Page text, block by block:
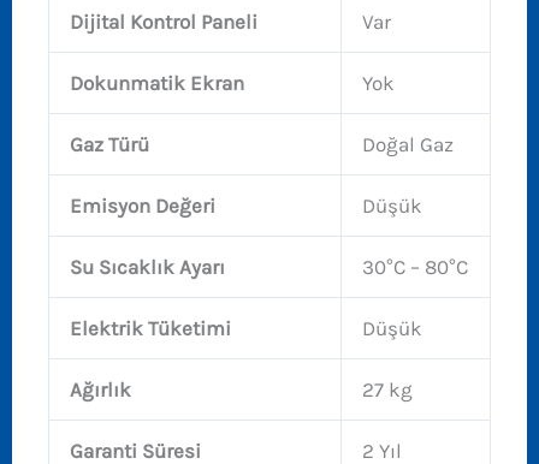
Dijital Kontrol Paneli Var
Dokunmatik Ekran Yok
Gaz Türü Doğal Gaz
Emisyon Değeri Düşük
Su Sıcaklık Ayarı 30°C – 80°C
Elektrik Tüketimi Düşük
Ağırlık 27 kg
Garanti Süresi 2 Yıl